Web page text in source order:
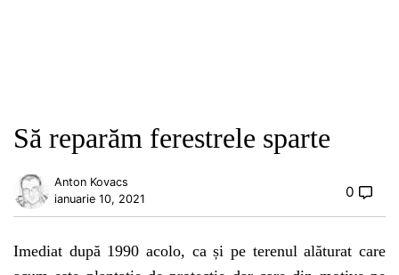
Să reparăm ferestrele sparte
Anton Kovacs
ianuarie 10, 2021
0
Imediat după 1990 acolo, ca și pe terenul alăturat care